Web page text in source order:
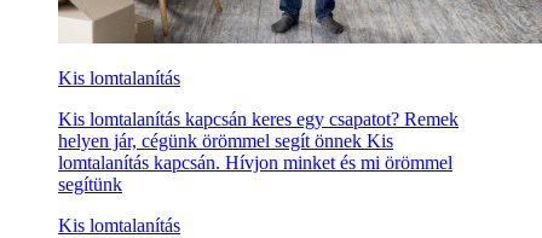
Kis lomtalanítás
Kis lomtalanítás kapcsán keres egy csapatot? Remek
helyen jár, cégünk örömmel segít önnek Kis
lomtalanítás kapcsán. Hívjon minket és mi örömmel
segítünk
Kis lomtalanítás